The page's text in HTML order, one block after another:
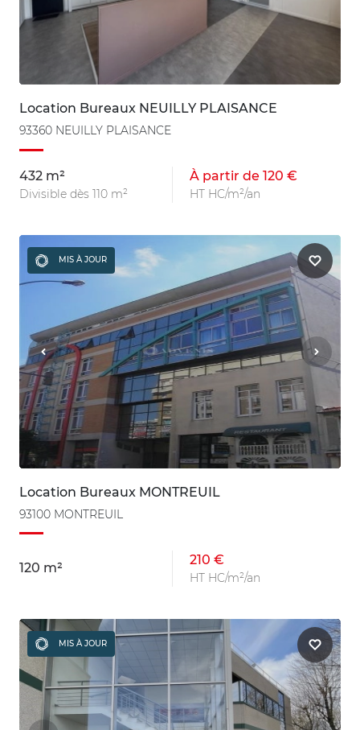
Location Bureaux NEUILLY PLAISANCE
93360 NEUILLY PLAISANCE
432 m²
Divisible dès 110 m²
À partir de 120 €
HT HC/m²/an
MIS À JOUR
Location Bureaux MONTREUIL
93100 MONTREUIL
120 m²
210 €
HT HC/m²/an
MIS À JOUR